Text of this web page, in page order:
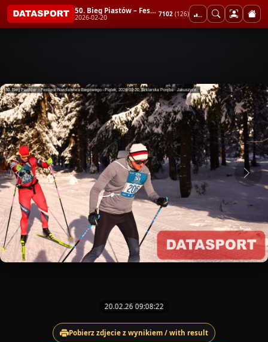
50. Bieg Piastów – Festiwal Narciarstwa Biegowego - Piątek
2026-02-20 7102 (126)
20.02.26 09:08:22
Pobierz zdjecie z wynikiem / with result